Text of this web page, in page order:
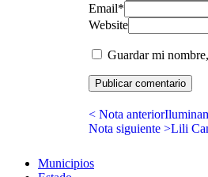
Email*
Website
Guardar mi
< Nota anterior
Nota siguiente >Lili
Municipios